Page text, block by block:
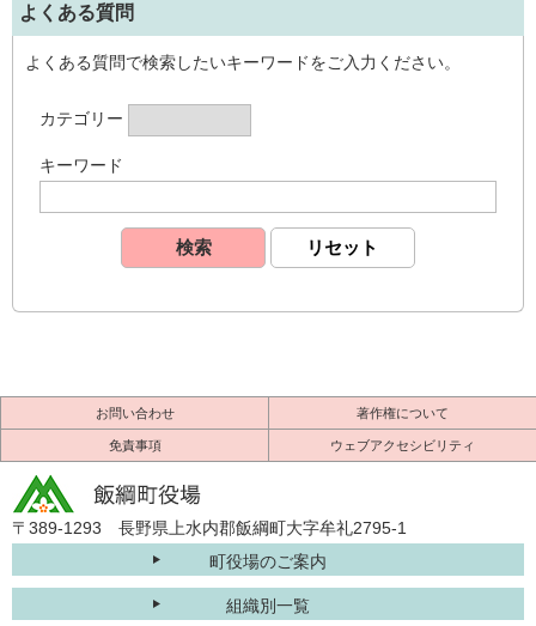
よくある質問
よくある質問で検索したいキーワードをご入力ください。
カテゴリー
キーワード
お問い合わせ 著作権について
免責事項 ウェブアクセシビリティ
〒389-1293 長野県上水内郡飯綱町大字牟礼2795-1
町役場のご案内
組織別一覧